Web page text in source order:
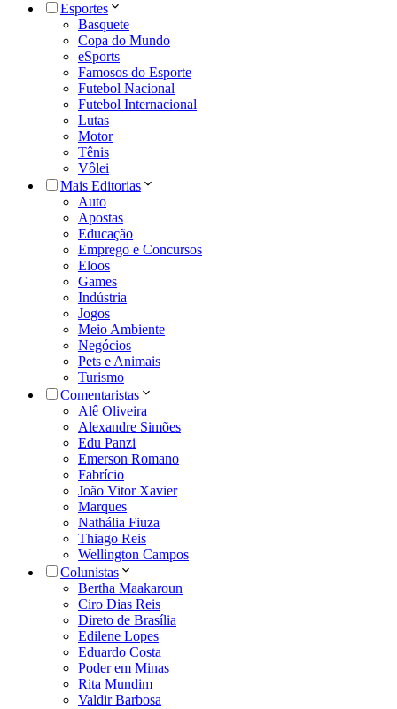
Esportes
Basquete
Copa do Mundo
eSports
Famosos do Esporte
Futebol Nacional
Futebol Internacional
Lutas
Motor
Tênis
Vôlei
Mais Editorias
Auto
Apostas
Educação
Emprego e Concursos
Eloos
Games
Indústria
Jogos
Meio Ambiente
Negócios
Pets e Animais
Turismo
Comentaristas
Alê Oliveira
Alexandre Simões
Edu Panzi
Emerson Romano
Fabrício
João Vitor Xavier
Marques
Nathália Fiuza
Thiago Reis
Wellington Campos
Colunistas
Bertha Maakaroun
Ciro Dias Reis
Direto de Brasília
Edilene Lopes
Eduardo Costa
Poder em Minas
Rita Mundim
Valdir Barbosa